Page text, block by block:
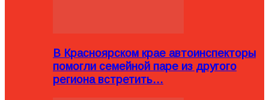
В Красноярском крае автоинспекторы
помогли семейной паре из другого
региона встретить…